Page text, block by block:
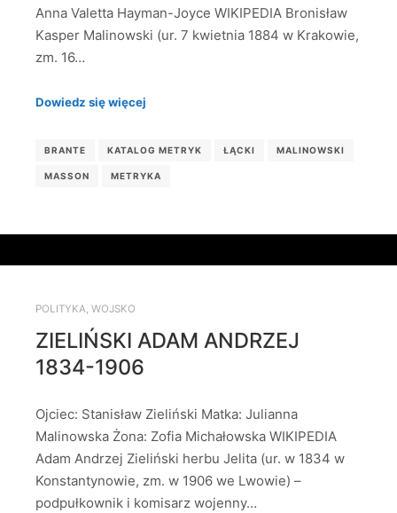
Anna Valetta Hayman-Joyce WIKIPEDIA Bronisław
Kasper Malinowski (ur. 7 kwietnia 1884 w Krakowie,
zm. 16…
Dowiedz się więcej
BRANTE KATALOG METRYK ŁĄCKI MALINOWSKI
MASSON METRYKA
POLITYKA WOJSKO
ZIELIŃSKI ADAM ANDRZEJ
1834-1906
Ojciec: Stanisław Zieliński Matka: Julianna
Malinowska Żona: Zofia Michałowska WIKIPEDIA
Adam Andrzej Zieliński herbu Jelita (ur. w 1834 w
Konstantynowie, zm. w 1906 we Lwowie) –
podpułkownik i komisarz wojenny…